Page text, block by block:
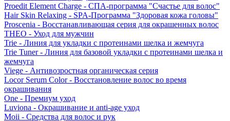
Proedit Element Charge - СПА-программа "Счастье для волос"
Hair Skin Relaxing - SPA-Программа "Здоровая кожа головы"
Proscenia - Восстанавливающая серия для окрашенных волос
THEO - Уход для мужчин
Trie - Линия для укладки с протеинами шелка и жемчуга
Trie Tuner - Линия для базовой укладки с протеинами шелка и
жемчуга
Viege - Антивозростная органическая серия
Locor Serum Color - Восстановление волос во время
окрашивания
One - Премиум уход
Luviona - Окрашивание и anti-age уход
Moii - Средства для волос и рук